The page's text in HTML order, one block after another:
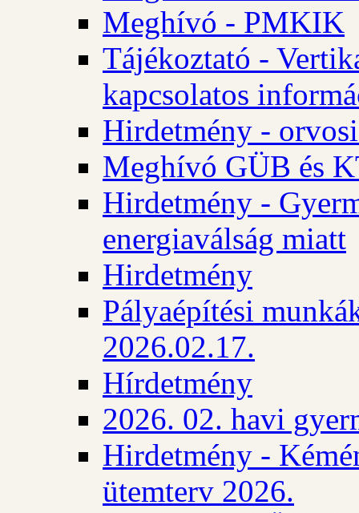
Meghívó - PMKIK
Tájékoztató -
kapcsolatos
Hirdetmény -
Meghívó GÜB és
Hirdetmény -
energiaválság miatt
Hirdetmény
Pályaépítési
2026.02.17.
Hírdetmény
2026. 02. havi
Hirdetmény -
ütemterv 2026.